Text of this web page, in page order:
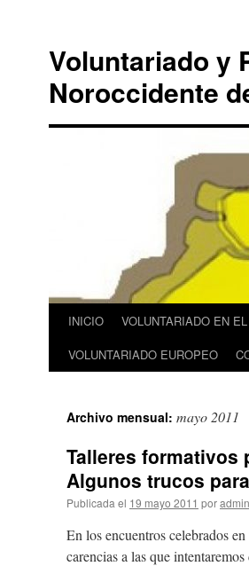
contenido
Voluntariado y
Noroccidente
INICIO VOLUNTARIADO EN
VOLUNTARIADO EUROPEO
Archivo mensual: mayo 2011
Talleres formativos
Algunos trucos
Publicada el 19 mayo 2011 poradmin
En los encuentros celebrados
carencias a las que